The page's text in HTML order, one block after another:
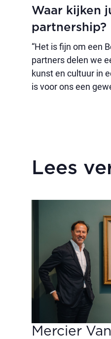
Waar kijken
partnership?
“Het is fijn om een
partners delen we
kunst en cultuur in
is voor ons een
Lees
Mercier